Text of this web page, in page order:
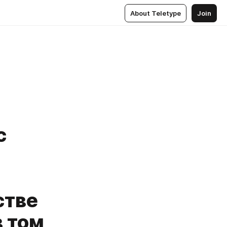
About Teletype Join
том